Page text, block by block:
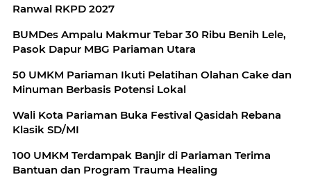
Ranwal RKPD 2027
BUMDes Ampalu Makmur Tebar 30 Ribu Benih Lele,
Pasok Dapur MBG Pariaman Utara
50 UMKM Pariaman Ikuti Pelatihan Olahan Cake dan
Minuman Berbasis Potensi Lokal
Wali Kota Pariaman Buka Festival Qasidah Rebana
Klasik SD/MI
100 UMKM Terdampak Banjir di Pariaman Terima
Bantuan dan Program Trauma Healing